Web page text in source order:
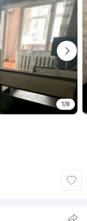
1/8